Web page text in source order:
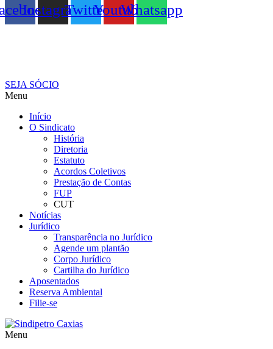
InstagramTwitterYoutubeWhatsapp
SEJA SÓCIO
Menu
Início
O Sindicato
História
Diretoria
Estatuto
Acordos Coletivos
Prestação de Contas
FUP
CUT
Notícias
Jurídico
Transparência no Jurídico
Agende um plantão
Corpo Jurídico
Cartilha do Jurídico
Aposentados
Reserva Ambiental
Filie-se
Menu